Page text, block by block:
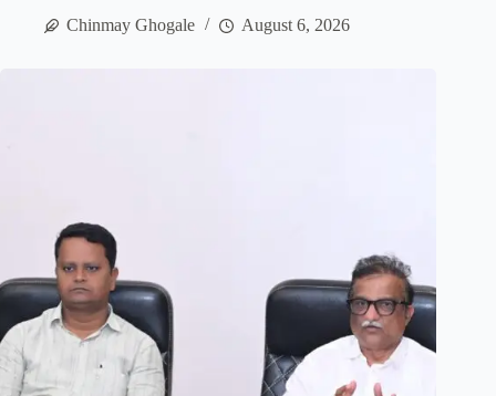
Chinmay Ghogale
August 6, 2026